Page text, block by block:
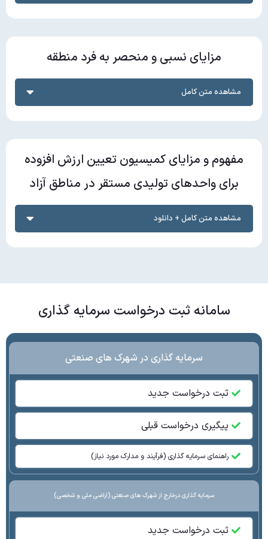
مزایای نسبی و منحصر به فرد منطقه
مشاهده متن کامل
مفهوم و مزایای کمیسیون تعیین ارزش افزوده
برای واحدهای تولیدی مستقر در مناطق آزاد
مشاهده متن کامل + دانلود
سامانه ثبت درخواست سرمایه گذاری
سرمایه گذاری در شهرک های صنعتی
ثبت درخواست جدید
پیگیری درخواست قبلی
راهنمای سرمایه گذاری (فرآیند و مدارک مورد نیاز)
سرمایه گذاری درخارج از شهرک های صنعتی (اراضی ملی و شخصی)
ثبت درخواست جدید